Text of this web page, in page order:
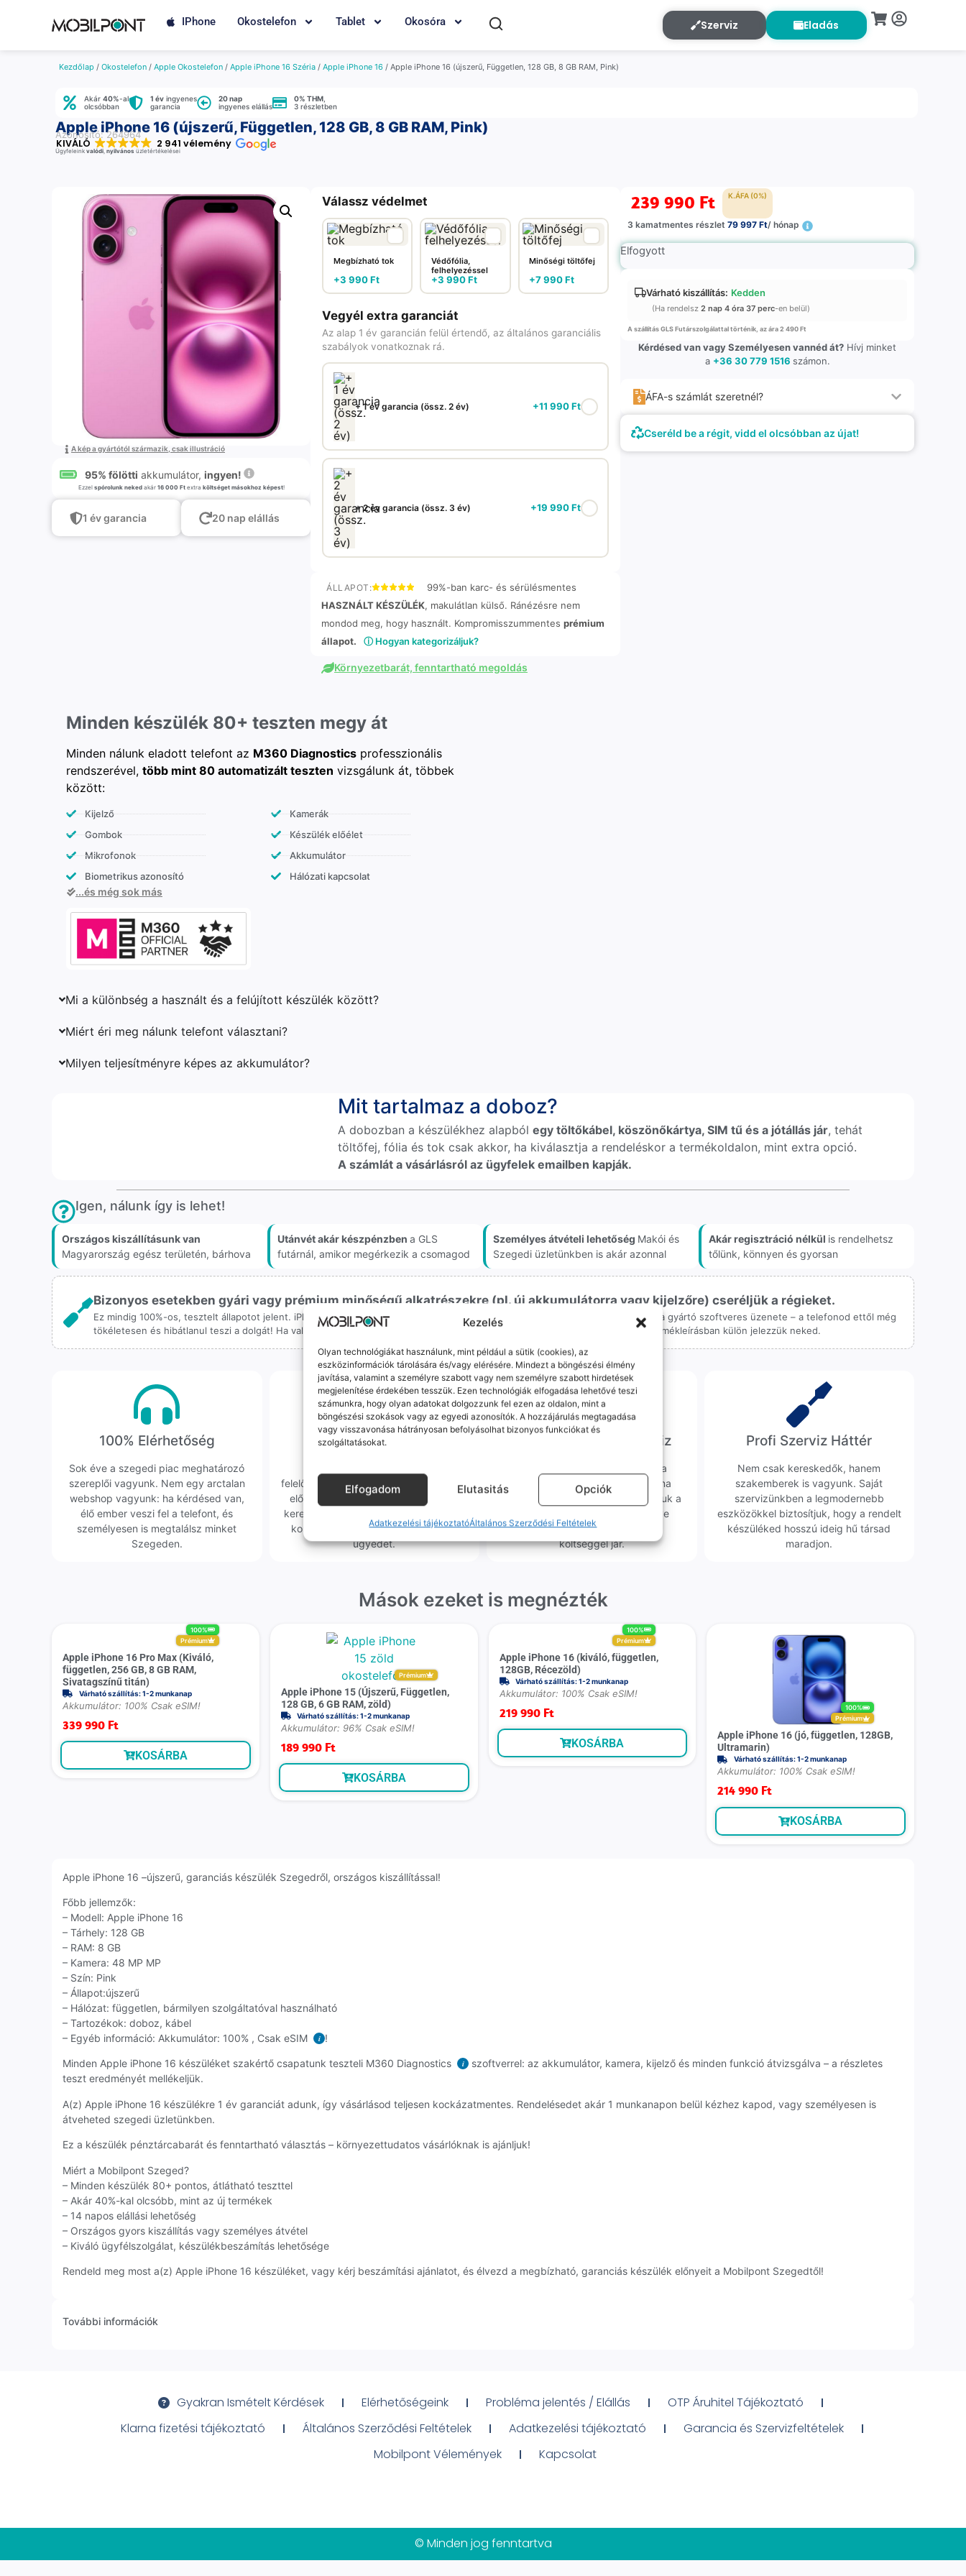
Kezelés
Olyan technológiákat használunk, mint például a sütik (cookies), az
eszközinformációk tárolására és/vagy elérésére. Mindezt a böngészési élmény
javítása, valamint a személyre szabott vagy nem személyre szabott hirdetések
megjelenítése érdekében tesszük. Ezen technológiák elfogadása lehetővé teszi
számunkra, hogy olyan adatokat dolgozzunk fel ezen az oldalon, mint a
böngészési szokások vagy az egyedi azonosítók. A hozzájárulás megtagadása
vagy visszavonása hátrányosan befolyásolhat bizonyos funkciókat és
szolgáltatásokat.
Elfogadom Elutasitás Opciók
Adatkezelési tájékoztatóÁltalános Szerződési Feltételek
IPhone Okostelefon Tablet Okosóra Szerviz Eladás
Kezdőlap / Okostelefon / Apple Okostelefon / Apple iPhone 16 Széria / Apple iPhone 16 / Apple iPhone 16 (újszerű, Független, 128 GB, 8 GB RAM, Pink)
Akár 40%-al
olcsóbban
1 év ingyenes
garancia
20 nap
ingyenes elállás
0% THM
3 részletben
Apple iPhone 16 (újszerű, Független, 128 GB, 8 GB RAM, Pink)
Azonosító: 264964
KIVÁLÓ 2 941 vélemény
Ügyfeleink valódi, nyilvános üzletértékelései
A kép a gyártótól származik, csak illustráció
95% fölötti akkumulátor, ingyen!
Ezzel spórolunk nekedakár 16 000 Ftextra költséget másokhoz képest!
1 év garancia 20 nap elállás
Válassz védelmet
Megbízható tok
+3 990Ft
Védőfólia,
felhelyezéssel
+3 990Ft
Minőségi töltőfej
+7 990Ft
Vegyél extra garanciát
Az alap 1 év garancián felül értendő, az általános garanciális
szabályok vonatkoznak rá.
+ 1 év garancia (össz. 2 év) +11 990Ft
+ 2 év garancia (össz. 3 év) +19 990Ft
ÁLLAPOT:
99%-ban karc- és sérülésmentes
HASZNÁLT KÉSZÜLÉK, makulátlan külső. Ránézésre nem
mondod meg, hogy használt. Kompromisszummentes prémium
állapot.
ⓘ Hogyan kategorizáljuk?
Környezetbarát, fenntartható megoldás
239 990 Ft K.ÁFA (0%)
3 kamatmentes részlet79 997 Ft/ hónap
Elfogyott
Várható kiszállítás: Kedden
(Ha rendelsz2 nap 4 óra 37 perc-en belül)
A szállítás GLS Futárszolgálattal történik, az ára 2 490 Ft
Kérdésed van vagy Személyesen vannéd át? Hívj minket
a +36 30 779 1516 számon.
ÁFA-s számlát szeretnél?
Cseréld be a régit, vidd el olcsóbban az újat!
Minden készülék 80+ teszten megy át
Minden nálunk eladott telefont az M360 Diagnostics professzionális
rendszerével, több mint 80 automatizált teszten vizsgálunk át, többek
között:
Kijelző
Gombok
Mikrofonok
Biometrikus azonosító
Kamerák
Készülék előélet
Akkumulátor
Hálózati kapcsolat
...és még sok más
Mi a különbség a használt és a felújított készülék között?
Miért éri meg nálunk telefont választani?
Milyen teljesítményre képes az akkumulátor?
Mit tartalmaz a doboz?
A dobozban a készülékhez alapból egy töltőkábel, köszönőkártya, SIM tű és a jótállás jár, tehát
töltőfej, fólia és tok csak akkor, ha kiválasztja a rendeléskor a termékoldalon, mint extra opció.
A számlát a vásárlásról az ügyfelek emailben kapják.
Igen, nálunk így is lehet!
Országos kiszállításunk van
Magyarország egész területén, bárhova
Utánvét akár készpénzben a GLS
futárnál, amikor megérkezik a csomagod
Személyes átvételi lehetőség Makói és
Szegedi üzletünkben is akár azonnal
Akár regisztráció nélkül is rendelhetsz
tőlünk, könnyen és gyorsan
Bizonyos esetekben gyári vagy prémium minőségű alkatrészekre (pl. új akkumulátorra vagy kijelzőre) cseréljük a régieket.
Ez mindig 100%-os, tesztelt állapotot jelent. iPhone-oknál előfordulhat az "Ismeretlen alkatrész" jelzés, de ne aggódj, ez csak a gyártó szoftveres üzenete – a telefonod ettől még
tökéletesen és hibátlanul teszi a dolgát! Ha valahol (pl. Samsung S-széria) a gyárinál rosszabb minőségű az alkatrész, azt a termékleírásban külön jelezzük neked.
100% Elérhetőség
Sok éve a szegedi piac meghatározó
szereplői vagyunk. Nem egy arctalan
webshop vagyunk: ha kérdésed van,
élő ember veszi fel a telefont, és
személyesen is megtalálsz minket
Szegeden.
Korrekt Ügyintézés
felelősségvállalás nálunk alap. Ha ritkán
előfordul egy hiba, nem kifogásokat
keresünk, hanem megoldást. Szakértő
kollégáink azonnal kézbe veszik az
ügyedet.
Ingyenes Futár & Szerviz
Ha messze laksz, mi megyünk a
készülékért. Garanciális probléma
esetén küldjük a futárt, bevizsgáljuk a
telefont, és javítva vagy cserélve
küldjük vissza – neked ez 0 Ft
költséggel jár.
Profi Szerviz Háttér
Nem csak kereskedők, hanem
szakemberek is vagyunk. Saját
szervizünkben a legmodernebb
eszközökkel biztosítjuk, hogy a rendelt
készüléked hosszú ideig hű társad
maradjon.
Mások ezeket is megnézték
100%
Prémium
Apple iPhone 16 Pro Max (Kiváló,
független, 256 GB, 8 GB RAM,
Sivatagszínű titán)
Várható szállítás: 1-2 munkanap
Akkumulátor: 100% Csak eSIM!
339 990 Ft
KOSÁRBA
Prémium
Apple iPhone 15 (Újszerű, Független,
128 GB, 6 GB RAM, zöld)
Várható szállítás: 1-2 munkanap
Akkumulátor: 96% Csak eSIM!
189 990 Ft
KOSÁRBA
100%
Prémium
Apple iPhone 16 (kiváló, független,
128GB, Récezöld)
Várható szállítás: 1-2 munkanap
Akkumulátor: 100% Csak eSIM!
219 990 Ft
KOSÁRBA
100%
Prémium
Apple iPhone 16 (jó, független, 128GB,
Ultramarin)
Várható szállítás: 1-2 munkanap
Akkumulátor: 100% Csak eSIM!
214 990 Ft
KOSÁRBA
Apple iPhone 16 –újszerű, garanciás készülék Szegedről, országos kiszállítással!
Főbb jellemzők:
– Modell: Apple iPhone 16
– Tárhely: 128 GB
– RAM: 8 GB
– Kamera: 48 MP MP
– Szín: Pink
– Állapot:újszerű
– Hálózat: független, bármilyen szolgáltatóval használható
– Tartozékok: doboz, kábel
– Egyéb információ: Akkumulátor: 100% , Csak eSIM
i !
Minden Apple iPhone 16 készüléket szakértő csapatunk teszteli M360 Diagnostics i
szoftverrel: az akkumulátor, kamera, kijelző és minden funkció átvizsgálva – a részletes
teszt eredményét mellékeljük.
A(z) Apple iPhone 16 készülékre 1 év garanciát adunk, így vásárlásod teljesen kockázatmentes. Rendelésedet akár 1 munkanapon belül kézhez kapod, vagy személyesen is
átveheted szegedi üzletünkben.
Ez a készülék pénztárcabarát és fenntartható választás – környezettudatos vásárlóknak is ajánljuk!
Miért a Mobilpont Szeged?
– Minden készülék 80+ pontos, átlátható teszttel
– Akár 40%-kal olcsóbb, mint az új termékek
– 14 napos elállási lehetőség
– Országos gyors kiszállítás vagy személyes átvétel
– Kiváló ügyfélszolgálat, készülékbeszámítás lehetősége
Rendeld meg most a(z) Apple iPhone 16 készüléket, vagy kérj beszámítási ajánlatot, és élvezd a megbízható, garanciás készülék előnyeit a Mobilpont Szegedtől!
További információk
Gyakran Ismételt Kérdések Elérhetőségeink Probléma jelentés / Elállás
OTP Áruhitel Tájékoztató
Klarna fizetési tájékoztató
Általános Szerződési Feltételek Adatkezelési tájékoztató
Garancia és Szervizfeltételek
Mobilpont Vélemények
Kapcsolat
© Minden jog fenntartva